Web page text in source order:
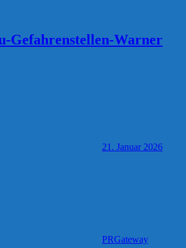
Gefahrenstellen-Warner
21. Januar 2026
PRGateway